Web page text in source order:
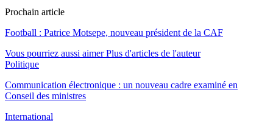
Prochain article
Football : Patrice Motsepe, nouveau président de la CAF
Vous pourriez aussi aimer Plus d'articles de l'auteur
Politique
Communication électronique : un nouveau cadre examiné en
Conseil des ministres
International